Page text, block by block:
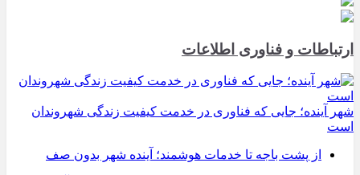
ارتباطات و فناوری اطلاعات
شهر آینده؛ جایی که فناوری در خدمت کیفیت زندگی شهروندان
است
از پشت باجه تا خدمات هوشمند؛ آینده شهر بدون صف